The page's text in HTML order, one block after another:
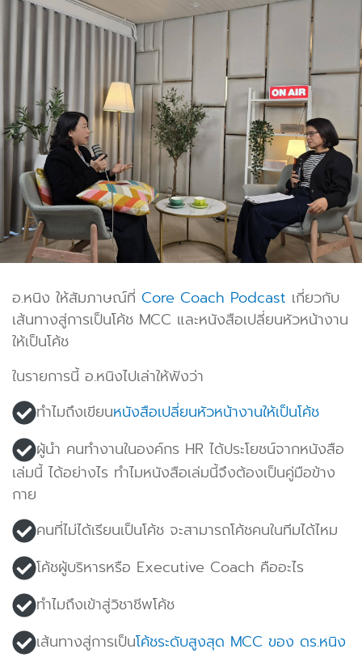
อ.หนิง ให้สัมภาษณ์ที่ Core Coach Podcast เกี่ยวกับ
เส้นทางสู่การเป็นโค้ช MCC และหนังสือเปลี่ยนหัวหน้างาน
ให้เป็นโค้ช
ในรายการนี้ อ.หนิงไปเล่าให้ฟังว่า
ทำไมถึงเขียนหนังสือเปลี่ยนหัวหน้างานให้เป็นโค้ช
ผู้นำ คนทำงานในองค์กร HR ได้ประโยชน์จากหนังสือ
เล่มนี้ ได้อย่างไร ทำไมหนังสือเล่มนี้จึงต้องเป็นคู่มือข้าง
กาย
คนที่ไม่ได้เรียนเป็นโค้ช จะสามารถโค้ชคนในทีมได้ไหม
โค้ชผู้บริหารหรือ Executive Coach คืออะไร
ทำไมถึงเข้าสู่วิชาชีพโค้ช
เส้นทางสู่การเป็นโค้ชระดับสูงสุด MCC ของ ดร.หนิง